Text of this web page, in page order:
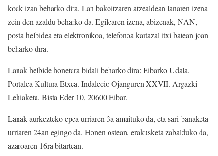
koak izan beharko dira. Lan bakoitzaren atzealdean lanaren izena
zein den azaldu beharko da. Egilearen izena, abizenak, NAN,
posta helbidea eta elektronikoa, telefonoa kartazal itxi batean joan
beharko dira.
Lanak helbide honetara bidali beharko dira: Eibarko Udala.
Portalea Kultura Etxea. Indalecio Ojanguren XXVII. Argazki
Lehiaketa. Bista Eder 10, 20600 Eibar.
Lanak aurkezteko epea urriaren 3a amaituko da, eta sari-banaketa
urriaren 24an egingo da. Honen ostean, erakusketa zabalduko da,
azaroaren 16ra bitartean.